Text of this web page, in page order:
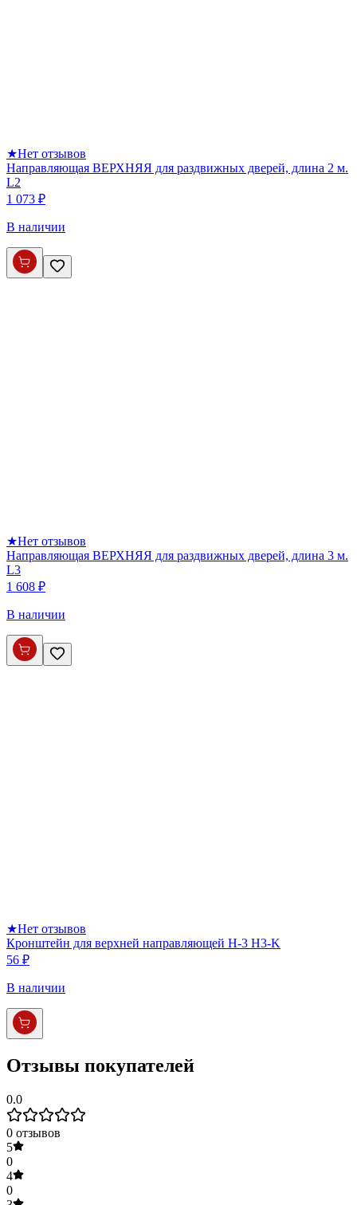
★Нет отзывов
Направляющая ВЕРХНЯЯ для раздвижных дверей, длина 2 м.
L2
1 073 ₽
В наличии
★Нет отзывов
Направляющая ВЕРХНЯЯ для раздвижных дверей, длина 3 м.
L3
1 608 ₽
В наличии
★Нет отзывов
Кронштейн для верхней направляющей H-3 H3-K
56 ₽
В наличии
Отзывы покупателей
0.0
0 отзывов
5
0
4
0